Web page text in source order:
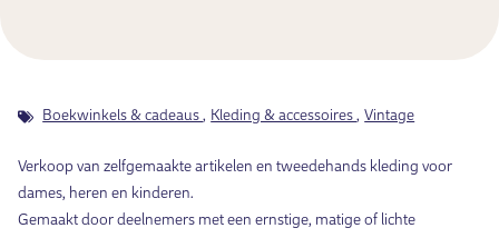
Boekwinkels & cadeaus Kleding & accessoires Vintage
Verkoop van zelfgemaakte artikelen en tweedehands kleding voor
dames, heren en kinderen.
Gemaakt door deelnemers met een ernstige, matige of lichte